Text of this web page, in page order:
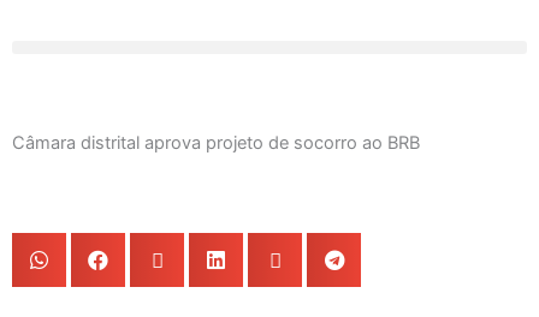
Câmara distrital aprova projeto de socorro ao BRB